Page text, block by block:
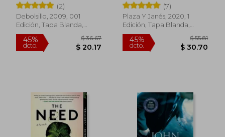
(2)
Debolsillo, 2009, 001
Edición, Tapa Blanda,
Nuevo
(7)
Plaza Y Janés, 2020, 1
Edición, Tapa Blanda,
Nuevo